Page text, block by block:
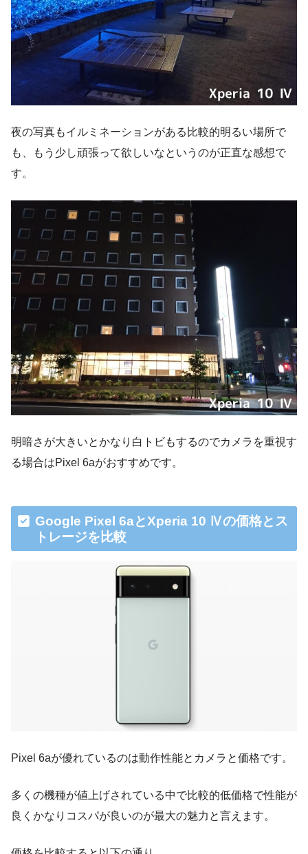
夜の写真もイルミネーションがある比較的明るい場所で
も、もう少し頑張って欲しいなというのが正直な感想で
す。
明暗さが大きいとかなり白トビもするのでカメラを重視す
る場合はPixel 6aがおすすめです。
Google Pixel 6aとXperia 10 Ⅳの価格とス
トレージを比較
Pixel 6aが優れているのは動作性能とカメラと価格です。
多くの機種が値上げされている中で比較的低価格で性能が
良くかなりコスパが良いのが最大の魅力と言えます。